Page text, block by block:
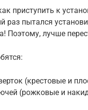
приступить к
раз пытался
Поэтому, лучше
(крестовые и
(рожковые и